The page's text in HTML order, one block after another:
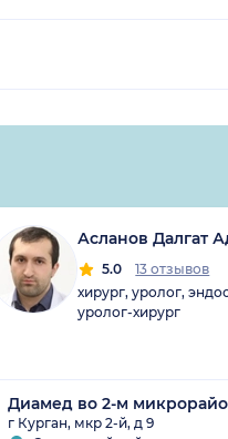
Асланов Далгат
5.0
13 отзывов
хирург, уролог,
уролог-хирург
Диамед во 2-м
г Курган, мкр 2-й, д 9